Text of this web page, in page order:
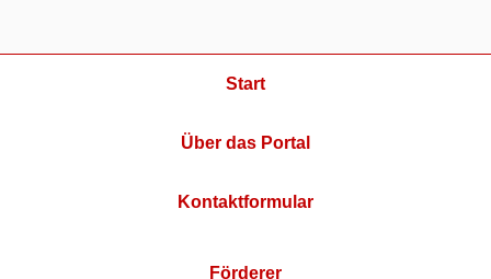
Start
Über das Portal
Kontaktformular
Förderer